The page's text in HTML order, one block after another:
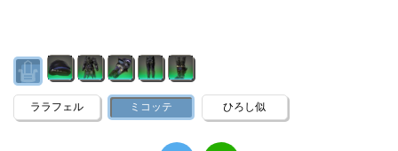
ララフェル ミコッテ ひろし似